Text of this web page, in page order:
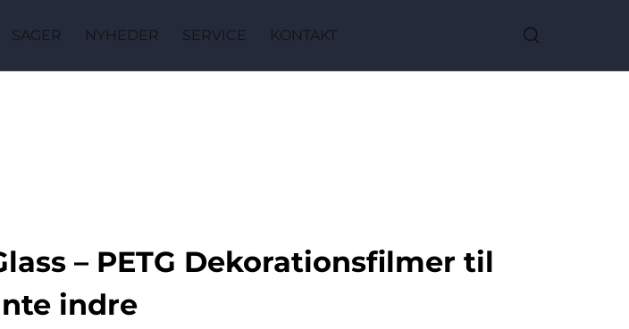
SAGER NYHEDER SERVICE KONTAKT
– PETG Dekorationsfilmer til
indre